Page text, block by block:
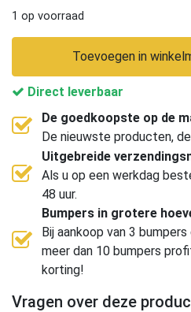
1 op voorraad
Toevoegen in
Direct leverbaar
De goedkoopste op de
De nieuwste producten,
Uitgebreide
Als u op een werkdag
48 uur.
Bumpers in grotere
Bij aankoop van 3
meer dan 10 bumpers
korting!
Vragen over deze